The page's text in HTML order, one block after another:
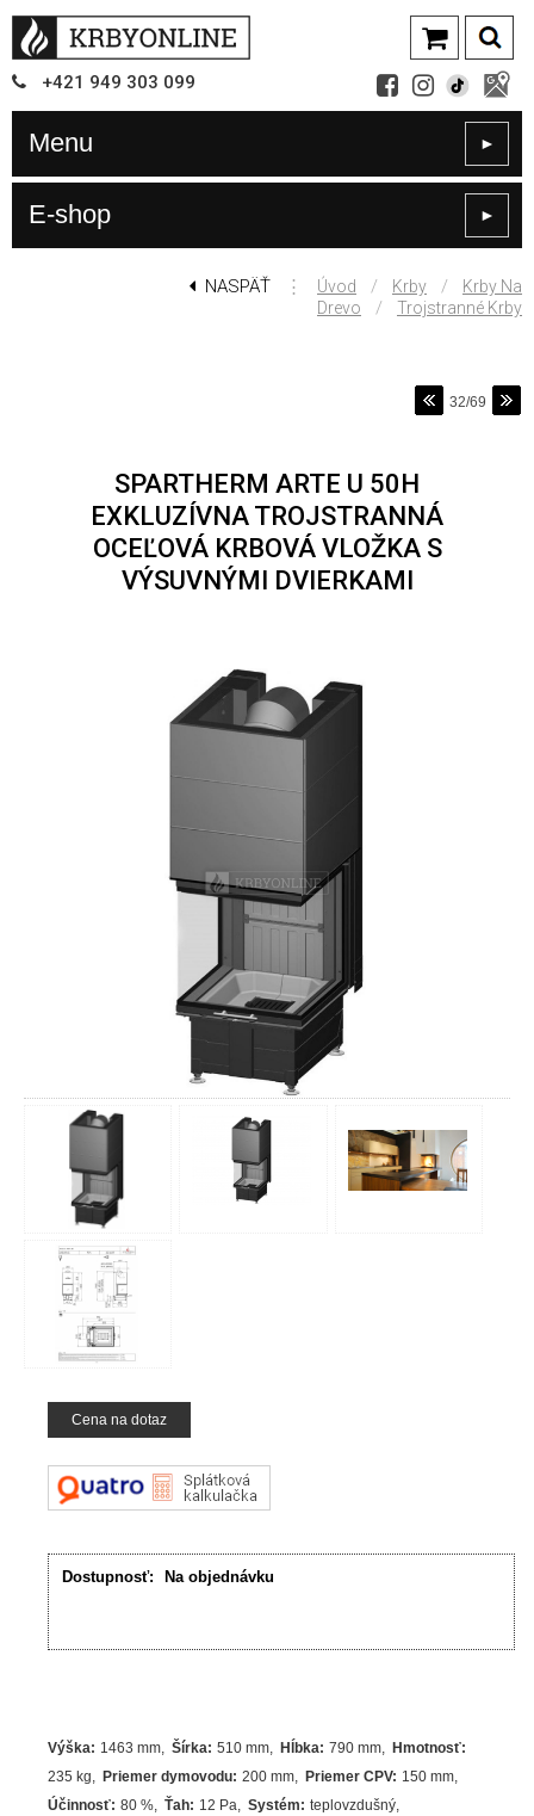
+421 949 303 099
Menu ►
E-shop ►
NASPÄŤ ⋮ Úvod / Krby /
Krby Na
Drevo
/ Trojstranné Krby
32/69
SPARTHERM ARTE U 50H
EXKLUZÍVNA TROJSTRANNÁ
OCEĽOVÁ KRBOVÁ VLOŽKA S
VÝSUVNÝMI DVIERKAMI
Cena na dotaz
Dostupnosť: Na objednávku
Výška: 1463 mm Šírka: 510 mm Hĺbka: 790 mm Hmotnosť:
235 kg
Priemer dymovodu: 200 mm Priemer CPV: 150 mm
Účinnosť: 80% Ťah: 12 Pa Systém: teplovzdušný